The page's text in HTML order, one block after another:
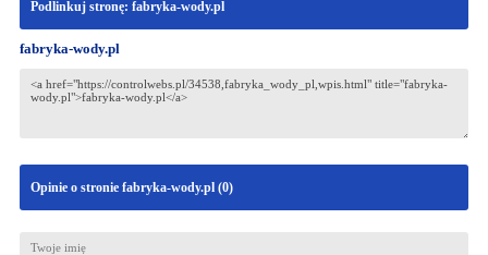
Podlinkuj stronę: fabryka-wody.pl
fabryka-wody.pl
Opinie o stronie fabryka-wody.pl (0)